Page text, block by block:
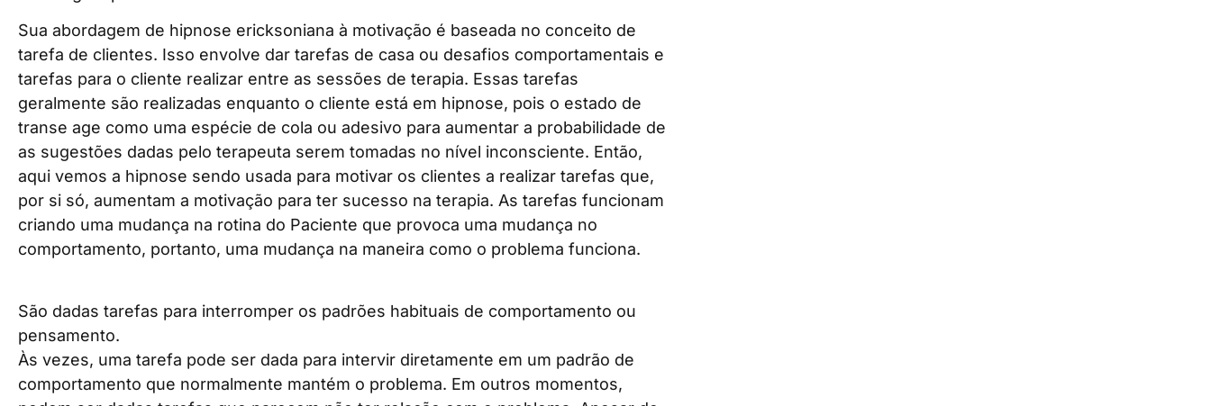
Sua abordagem de hipnose ericksoniana à motivação é baseada no conceito de
tarefa de clientes. Isso envolve dar tarefas de casa ou desafios comportamentais e
tarefas para o cliente realizar entre as sessões de terapia. Essas tarefas
geralmente são realizadas enquanto o cliente está em hipnose, pois o estado de
transe age como uma espécie de cola ou adesivo para aumentar a probabilidade de
as sugestões dadas pelo terapeuta serem tomadas no nível inconsciente. Então,
aqui vemos a hipnose sendo usada para motivar os clientes a realizar tarefas que,
por si só, aumentam a motivação para ter sucesso na terapia. As tarefas funcionam
criando uma mudança na rotina do Paciente que provoca uma mudança no
comportamento, portanto, uma mudança na maneira como o problema funciona.
São dadas tarefas para interromper os padrões habituais de comportamento ou
pensamento.
Às vezes, uma tarefa pode ser dada para intervir diretamente em um padrão de
comportamento que normalmente mantém o problema. Em outros momentos,